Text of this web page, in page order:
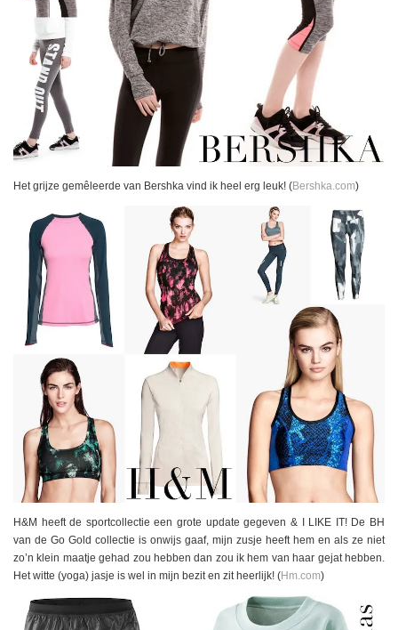
Het grijze gemêleerde van Bershka vind ik heel erg leuk! (Bershka.com)
H&M heeft de sportcollectie een grote update gegeven & I LIKE IT! De BH
van de Go Gold collectie is onwijs gaaf, mijn zusje heeft hem en als ze niet
zo’n klein maatje gehad zou hebben dan zou ik hem van haar gejat hebben.
Het witte (yoga) jasje is wel in mijn bezit en zit heerlijk! (Hm.com)